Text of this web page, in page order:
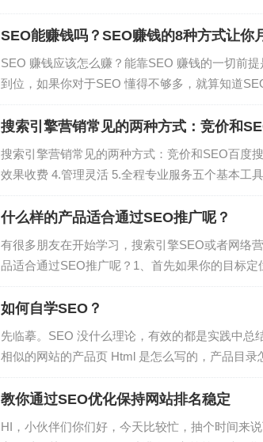
宋九九要告诉大家的是网站SEO推广应该怎么做
的网站，对网站进行站内和站外优...
SEO能赚钱吗？SEO赚钱的8种方式让你
SEO 赚钱应该怎么赚？能靠SEO 赚钱的一切前
到位，如果你对于SEO 懂得不够多，就算知道
钱，你应该将SEO 领域里面大部分的知识都学
门...
搜索引擎营销常见的两种方式：竞价和
搜索引擎营销常见的两种方式：竞价和SEO百度
效果收费 4.管理灵活 5.全程专业服务五个基本工
百度统计消费者行为学的两个模型：WEB1：
（购买）WEB2...
什么样的产品适合通过SEO推广呢？
有很多朋友在开始学习，搜索引擎SEO或者网络
品适合通过SEO推广呢？1、首先如果你的目标
也就是说你并不指望着你的用户，从百度看到你
品牌曝光，品牌宣传，那么这个时候你做...
如何自学SEO？
先临摹。SEO 没什么理论，有效的都是实践中
相似的网站的产品页 Html 是怎么写的，产品目
线后页面的调整过程，把核心词，相关词一遍一
什么也不会发生，你的网站排名不可能...
教你通过SEO优化保持网站排名稳定
HI，小伙伴们你们好，今天比较忙，抽个时间来